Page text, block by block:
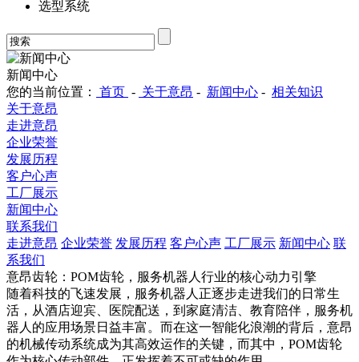
选型系统
新闻中心
您的当前位置：
首页 - 关于意昂 - 新闻中心 - 相关知识
关于意昂
走进意昂
企业荣誉
发展历程
客户心声
工厂展示
新闻中心
联系我们
走进意昂 企业荣誉 发展历程 客户心声 工厂展示 新闻中心 联
系我们
意昂齿轮：POM齿轮，服务机器人行业的核心动力引擎
随着科技的飞速发展，服务机器人正逐步走进我们的日常生
活，从酒店迎宾、医院配送，到家庭清洁、教育陪伴，服务机
器人的应用场景日益丰富。而在这一智能化浪潮的背后，意昂
的机械传动系统成为其高效运作的关键，而其中，POM齿轮